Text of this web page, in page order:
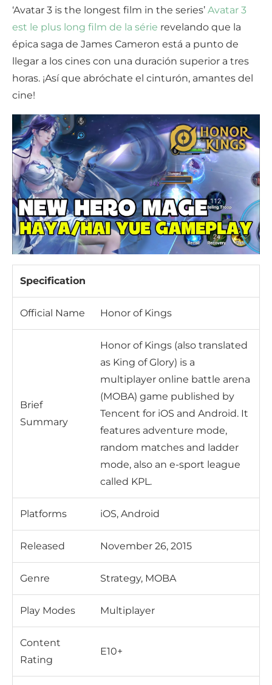
‘Avatar 3 is the longest film in the series’ Avatar 3
est le plus long film de la série revelando que la
épica saga de James Cameron está a punto de
llegar a los cines con una duración superior a tres
horas. ¡Así que abróchate el cinturón, amantes del
cine!
Specification
Official Name Honor of Kings
Brief
Summary
Honor of Kings (also translated
as King of Glory) is a
multiplayer online battle arena
(MOBA) game published by
Tencent for iOS and Android. It
features adventure mode,
random matches and ladder
mode, also an e-sport league
called KPL.
Platforms iOS, Android
Released November 26, 2015
Genre Strategy, MOBA
Play Modes Multiplayer
Content
Rating
E10+